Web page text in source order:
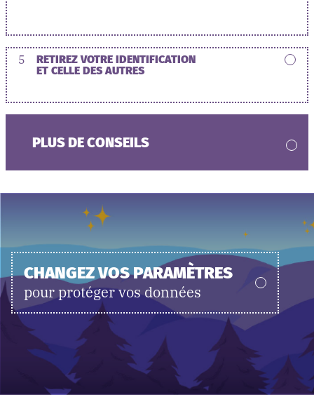
5
RETIREZ VOTRE IDENTIFICATION
ET CELLE DES AUTRES
PLUS DE CONSEILS
CHANGEZ VOS PARAMÈTRES
pour protéger vos données